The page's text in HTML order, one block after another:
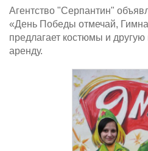
Агентство "Серпантин"
«День Победы отмечай,
предлагает костюмы и
аренду.